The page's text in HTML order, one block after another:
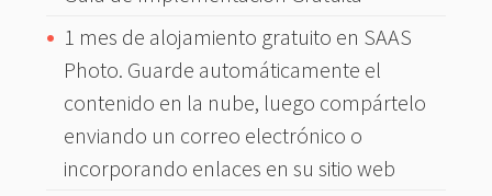
1 mes de alojamiento gratuito en SAAS
Photo. Guarde automáticamente el
contenido en la nube, luego compártelo
enviando un correo electrónico o
incorporando enlaces en su sitio web